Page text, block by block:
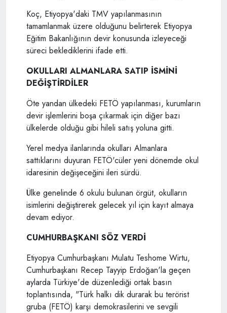
Koç, Etiyopya'daki TMV yapılanmasının
tamamlanmak üzere olduğunu belirterek Etiyopya
Eğitim Bakanlığının devir konusunda izleyeceği
süreci beklediklerini ifade etti.
OKULLARI ALMANLARA SATIP İSMİNİ
DEĞİŞTİRDİLER
Öte yandan ülkedeki FETÖ yapılanması, kurumların
devir işlemlerini boşa çıkarmak için diğer bazı
ülkelerde olduğu gibi hileli satış yoluna gitti.
Yerel medya ilanlarında okulları Almanlara
sattıklarını duyuran FETÖ'cüler yeni dönemde okul
idaresinin değişeceğini ileri sürdü.
Ülke genelinde 6 okulu bulunan örgüt, okulların
isimlerini değiştirerek gelecek yıl için kayıt almaya
devam ediyor.
CUMHURBAŞKANI SÖZ VERDİ
Etiyopya Cumhurbaşkanı Mulatu Teshome Wirtu,
Cumhurbaşkanı Recep Tayyip Erdoğan'la geçen
aylarda Türkiye'de düzenlediği ortak basın
toplantısında, "Türk halkı dik durarak bu terörist
gruba (FETÖ) karşı demokrasilerini ve sevgili